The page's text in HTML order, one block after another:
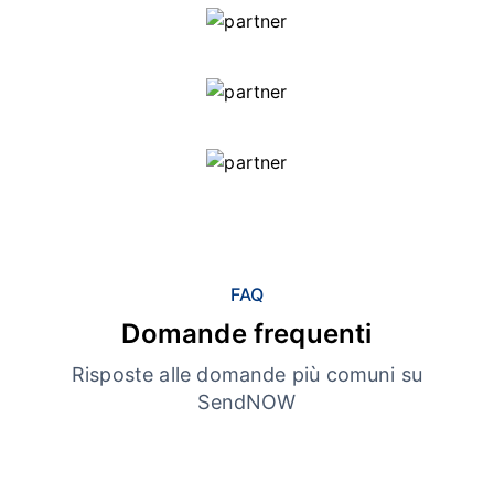
FAQ
Domande frequenti
Risposte alle domande più comuni su
SendNOW